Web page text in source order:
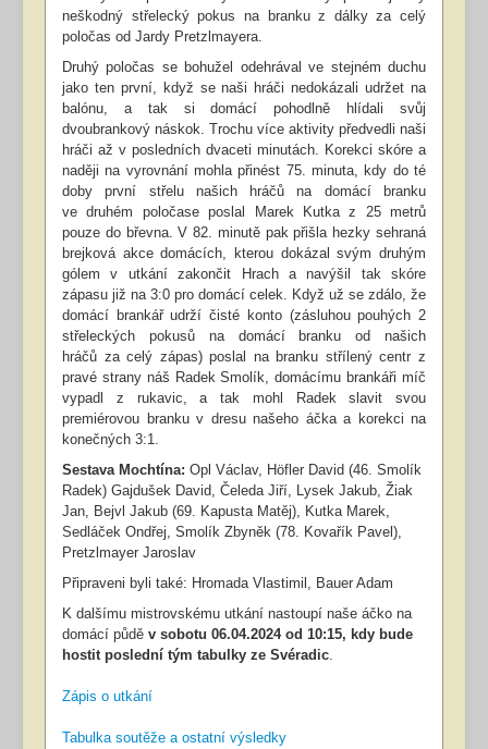
neškodný střelecký pokus na branku z dálky za celý
poločas od Jardy Pretzlmayera.
Druhý poločas se bohužel odehrával ve stejném duchu
jako ten první, když se naši hráči nedokázali udržet na
balónu, a tak si domácí pohodlně hlídali svůj
dvoubrankový náskok. Trochu více aktivity předvedli naši
hráči až v posledních dvaceti minutách. Korekci skóre a
naději na vyrovnání mohla přinést 75. minuta, kdy do té
doby první střelu našich hráčů na domácí branku
ve druhém poločase poslal Marek Kutka z 25 metrů
pouze do břevna. V 82. minutě pak přišla hezky sehraná
brejková akce domácích, kterou dokázal svým druhým
gólem v utkání zakončit Hrach a navýšil tak skóre
zápasu již na 3:0 pro domácí celek. Když už se zdálo, že
domácí brankář udrží čisté konto (zásluhou pouhých 2
střeleckých pokusů na domácí branku od našich
hráčů za celý zápas) poslal na branku střílený centr z
pravé strany náš Radek Smolík, domácímu brankáři míč
vypadl z rukavic, a tak mohl Radek slavit svou
premiérovou branku v dresu našeho áčka a korekci na
konečných 3:1.
Sestava Mochtína: Opl Václav, Höfler David (46. Smolík
Radek) Gajdušek David, Čeleda Jiří, Lysek Jakub, Žiak
Jan, Bejvl Jakub (69. Kapusta Matěj), Kutka Marek,
Sedláček Ondřej, Smolík Zbyněk (78. Kovařík Pavel),
Pretzlmayer Jaroslav
Připraveni byli také: Hromada Vlastimil, Bauer Adam
K dalšímu mistrovskému utkání nastoupí naše áčko na
domácí půdě v sobotu 06.04.2024 od 10:15, kdy bude
hostit poslední tým tabulky ze Svéradic.
Zápis o utkání
Tabulka soutěže a ostatní výsledky